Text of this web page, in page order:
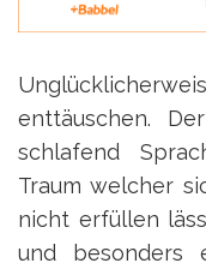
enttäuschen.
schlafend
Traum welcher
nicht erfüllen
und besonders